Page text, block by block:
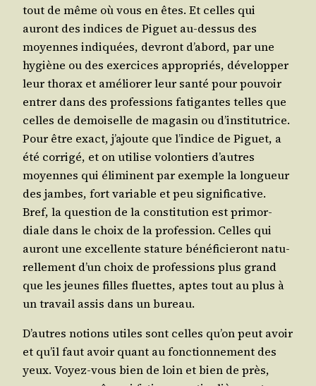
tout de même où vous en êtes. Et celles qui
auront des indices de Piguet au-des­sus des
moyennes indi­quées, devront d’a­bord, par une
hygiène ou des exer­cices appro­priés, déve­lop­per
leur tho­rax et amé­lio­rer leur san­té pour pou­voir
entrer dans des pro­fes­sions fati­gantes telles que
celles de demoi­selle de maga­sin ou d’ins­ti­tu­trice.
Pour être exact, j’a­joute que l’in­dice de Piguet, a
été cor­ri­gé, et on uti­lise volon­tiers d’autres
moyennes qui éli­minent par exemple la lon­gueur
des jambes, fort variable et peu signi­fi­ca­tive.
Bref, la ques­tion de la consti­tu­tion est pri­mor­
diale dans le choix de la pro­fes­sion. Celles qui
auront une excel­lente sta­ture béné­fi­cie­ront natu­
rel­le­ment d’un choix de pro­fes­sions plus grand
que les jeunes filles fluettes, aptes tout au plus à
un tra­vail assis dans un bureau.
D’autres notions utiles sont celles qu’on peut avoir
et qu’il faut avoir quant au fonc­tion­ne­ment des
yeux. Voyez-vous bien de loin et bien de près,